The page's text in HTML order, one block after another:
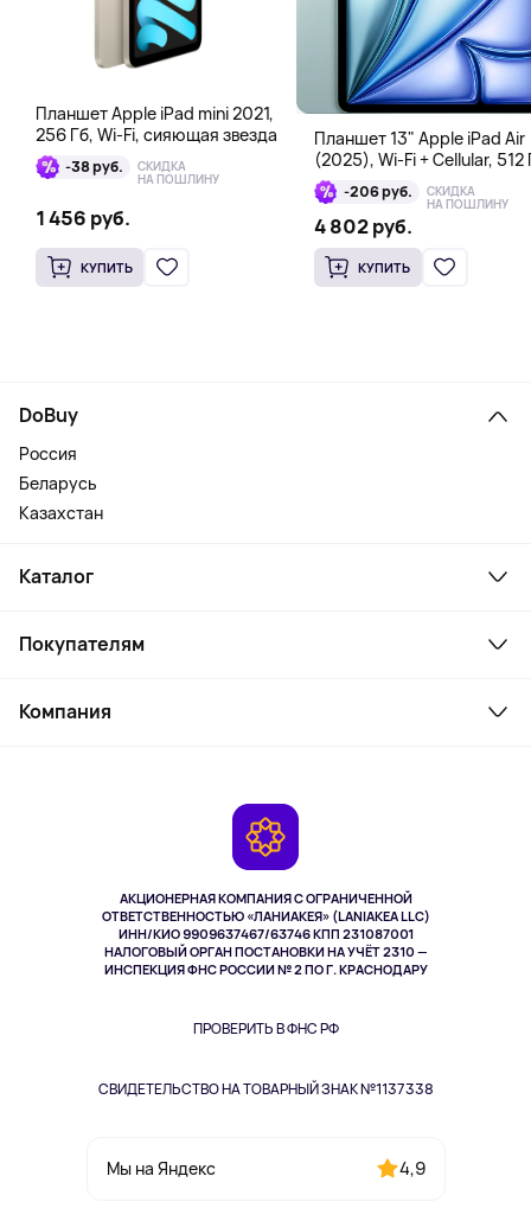
Планшет Apple iPad mini 2021,
256 Гб, Wi-Fi, сияющая звезда
-38 руб. СКИДКА
НА ПОШЛИНУ
1 456 руб.
КУПИТЬ
Планшет 13" Apple iPad Air
(2025), Wi-Fi + Cellular, 512
голубой-206 руб. СКИДКА
НА ПОШЛИНУ
4 802 руб.
КУПИТЬ
АКЦИОНЕРНАЯ КОМПАНИЯ С ОГРАНИЧЕННОЙ
ОТВЕТСТВЕННОСТЬЮ «ЛАНИАКЕЯ» (LANIAKEA LLC)
ИНН/КИО 9909637467/63746 КПП 231087001
НАЛОГОВЫЙ ОРГАН ПОСТАНОВКИ НА УЧЁТ 2310 —
ИНСПЕКЦИЯ ФНС РОССИИ № 2 ПО Г. КРАСНОДАРУ
ПРОВЕРИТЬ В ФНС РФ
СВИДЕТЕЛЬСТВО НА ТОВАРНЫЙ ЗНАК №1137338
Мы на Яндекс 4,9
DoBuy
Россия
Беларусь
Казахстан
Каталог
Ноутбуки, мониторы, VR
Косметика и уход
Здоровье питомцев
Одежда и аксессуары
Покупателям
Как заказать
Компания